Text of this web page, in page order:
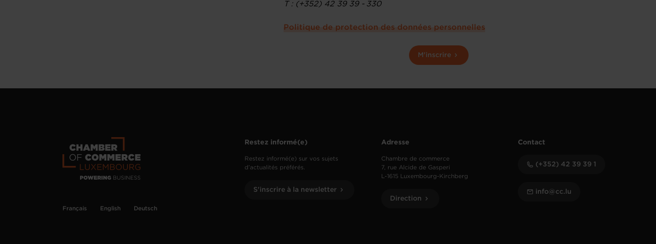
T : (+352) 42 39 39 - 330
Politique de protection des données personnelles
M'inscrire
Français English Deutsch
Restez informé(e)
Restez informé(e) sur vos sujets
d’actualités préférés.
S'inscrire à la newsletter
Adresse
Chambre de commerce
7, rue Alcide de Gasperi
L-1615 Luxembourg-Kirchberg
Direction
Contact
(+352) 42 39 39 1
info@cc.lu